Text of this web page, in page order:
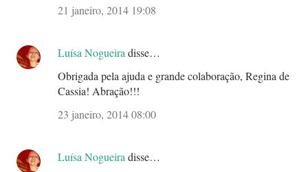
21 janeiro, 2014 19:08
Luísa Nogueiradisse…
Obrigada pela ajuda e grande colaboração, Regina de
Cassia! Abração!!!
23 janeiro, 2014 08:00
Luísa Nogueiradisse…